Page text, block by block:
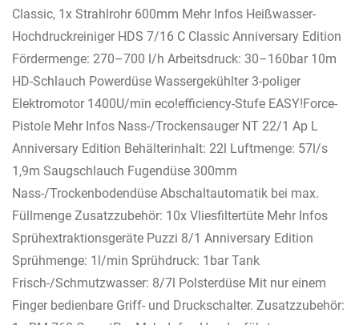
Classic, 1x Strahlrohr 600mm Mehr Infos Heißwasser-
Hochdruckreiniger HDS 7/16 C Classic Anniversary Edition
Fördermenge: 270–700 l/h Arbeitsdruck: 30–160bar 10m
HD-Schlauch Powerdüse Wassergekühlter 3-poliger
Elektromotor 1400U/min eco!efficiency-Stufe EASY!Force-
Pistole Mehr Infos Nass-/Trockensauger NT 22/1 Ap L
Anniversary Edition Behälterinhalt: 22l Luftmenge: 57l/s
1,9m Saugschlauch Fugendüse 300mm
Nass-/Trockenbodendüse Abschaltautomatik bei max.
Füllmenge Zusatzzubehör: 10x Vliesfiltertüte Mehr Infos
Sprühextraktionsgeräte Puzzi 8/1 Anniversary Edition
Sprühmenge: 1l/min Sprühdruck: 1bar Tank
Frisch-/Schmutzwasser: 8/7l Polsterdüse Mit nur einem
Finger bedienbare Griff- und Druckschalter. Zusatzzubehör: